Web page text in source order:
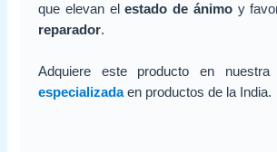
que elevan elestado de ánimoy
reparador.
Adquiere este producto en
especializadaen productos de la India.